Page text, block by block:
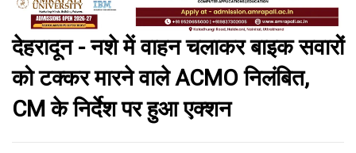
देहरादून - नशे में वाहन चलाकर बाइक सवारों
को टक्कर मारने वाले ACMO निलंबित,
CM के निर्देश पर हुआ एक्शन